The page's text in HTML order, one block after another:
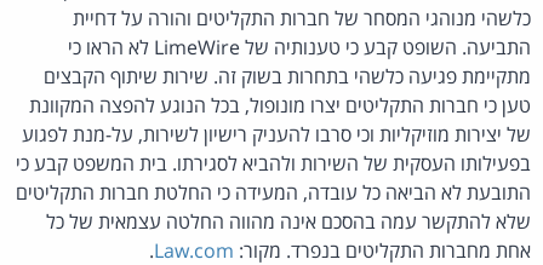
כלשהי מנוהגי המסחר של חברות התקליטים והורה על דחיית
התביעה. השופט קבע כי טענותיה של LimeWire לא הראו כי
מתקיימת פגיעה כלשהי בתחרות בשוק זה. שירות שיתוף הקבצים
טען כי חברות התקליטים יצרו מונופול, בכל הנוגע להפצה המקוונת
של יצירות מוזיקליות וכי סרבו להעניק רישיון לשירות, על-מנת לפגוע
בפעילותו העסקית של השירות ולהביא לסגירתו. בית המשפט קבע כי
התובעת לא הביאה כל עובדה, המעידה כי החלטת חברות התקליטים
שלא להתקשר עמה בהסכם אינה מהווה החלטה עצמאית של כל
אחת מחברות התקליטים בנפרד. מקור: Law.com
.